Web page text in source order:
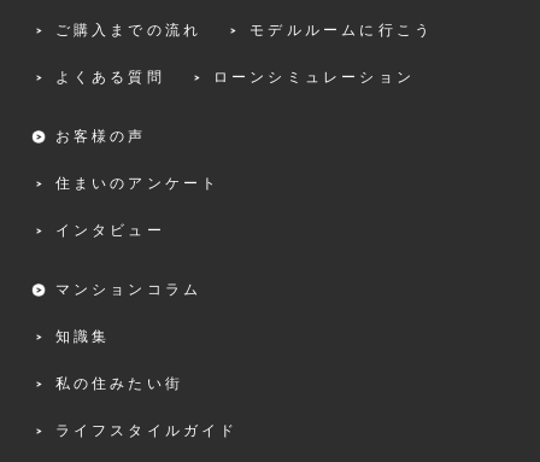
ご購入までの流れ モデルルームに行こう
よくある質問 ローンシミュレーション
お客様の声
住まいのアンケート
インタビュー
マンションコラム
知識集
私の住みたい街
ライフスタイルガイド